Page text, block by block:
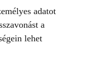
adatot
a
lehet